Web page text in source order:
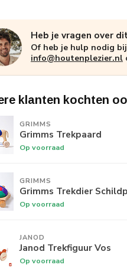
Heb je vragen over
Of heb je hulp nodig
info@houtenplezier.nl
klanten kochten
GRIMMS
Grimms Trekpaard
Op voorraad
GRIMMS
Grimms Trekdier
Op voorraad
JANOD
Janod Trekfiguur Vos
Op voorraad